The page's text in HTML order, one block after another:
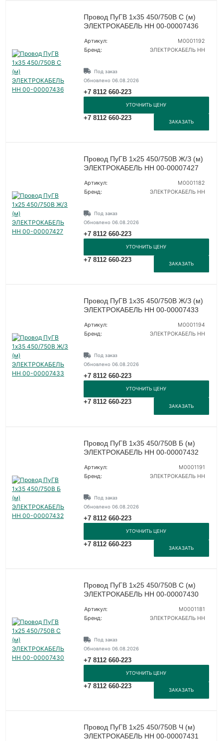
Провод ПуГВ 1х35 450/750В С (м)
ЭЛЕКТРОКАБЕЛЬ НН 00-00007436
Артикул:
M0001192
Бренд:
ЭЛЕКТРОКАБЕЛЬ НН
Под заказ
Обновлено 06.08.2026
+7 8112 660-223
УТОЧНИТЬ ЦЕНУ
+7 8112 660-223
ЗАКАЗАТЬ
Провод ПуГВ 1х25 450/750В Ж/З (м)
ЭЛЕКТРОКАБЕЛЬ НН 00-00007427
Артикул:
M0001182
Бренд:
ЭЛЕКТРОКАБЕЛЬ НН
Под заказ
Обновлено 06.08.2026
+7 8112 660-223
УТОЧНИТЬ ЦЕНУ
+7 8112 660-223
ЗАКАЗАТЬ
Провод ПуГВ 1х35 450/750В Ж/З (м)
ЭЛЕКТРОКАБЕЛЬ НН 00-00007433
Артикул:
M0001194
Бренд:
ЭЛЕКТРОКАБЕЛЬ НН
Под заказ
Обновлено 06.08.2026
+7 8112 660-223
УТОЧНИТЬ ЦЕНУ
+7 8112 660-223
ЗАКАЗАТЬ
Провод ПуГВ 1х35 450/750В Б (м)
ЭЛЕКТРОКАБЕЛЬ НН 00-00007432
Артикул:
M0001191
Бренд:
ЭЛЕКТРОКАБЕЛЬ НН
Под заказ
Обновлено 06.08.2026
+7 8112 660-223
УТОЧНИТЬ ЦЕНУ
+7 8112 660-223
ЗАКАЗАТЬ
Провод ПуГВ 1х25 450/750В С (м)
ЭЛЕКТРОКАБЕЛЬ НН 00-00007430
Артикул:
M0001181
Бренд:
ЭЛЕКТРОКАБЕЛЬ НН
Под заказ
Обновлено 06.08.2026
+7 8112 660-223
УТОЧНИТЬ ЦЕНУ
+7 8112 660-223
ЗАКАЗАТЬ
Провод ПуГВ 1х25 450/750В Ч (м)
ЭЛЕКТРОКАБЕЛЬ НН 00-00007431